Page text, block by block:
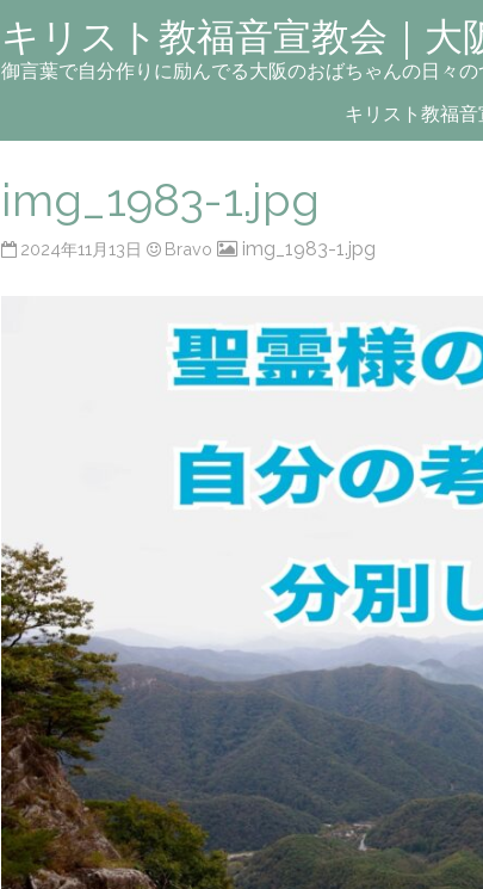
キリスト教福音宣教会｜
御言葉で自分作りに励んでる大阪のおばちゃんの日々の
キリスト教福
img_1983-1.jpg
2024年11月13日 Bravo img_1983-1.jpg